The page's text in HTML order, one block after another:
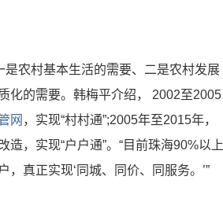
是农村基本生活的需要、二是农村发展
化的需要。韩梅平介绍， 2002至2005
网 ，实现“村村通”;2005年至2015年，
，实现“户户通”。“目前珠海90%以上
真正实现‘同城、同价、同服务。’”